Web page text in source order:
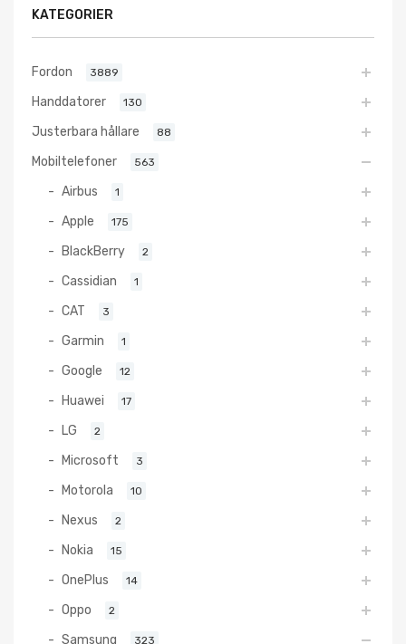
KATEGORIER
Fordon 3889
Handdatorer 130
Justerbara hållare 88
Mobiltelefoner 563
Airbus 1
Apple 175
BlackBerry 2
Cassidian 1
CAT 3
Garmin 1
Google 12
Huawei 17
LG 2
Microsoft 3
Motorola 10
Nexus 2
Nokia 15
OnePlus 14
Oppo 2
Samsung 323